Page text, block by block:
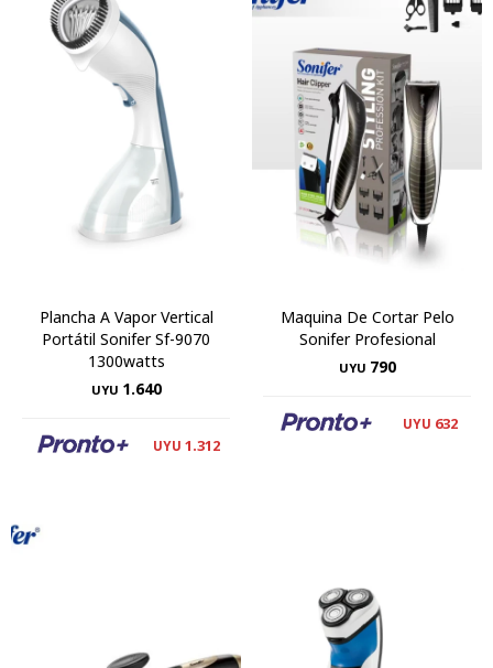
Plancha A Vapor Vertical
Portátil Sonifer Sf-9070
1300watts
UYU 1.640
UYU 1.312
Maquina De Cortar Pelo
Sonifer Profesional
UYU 790
UYU 632